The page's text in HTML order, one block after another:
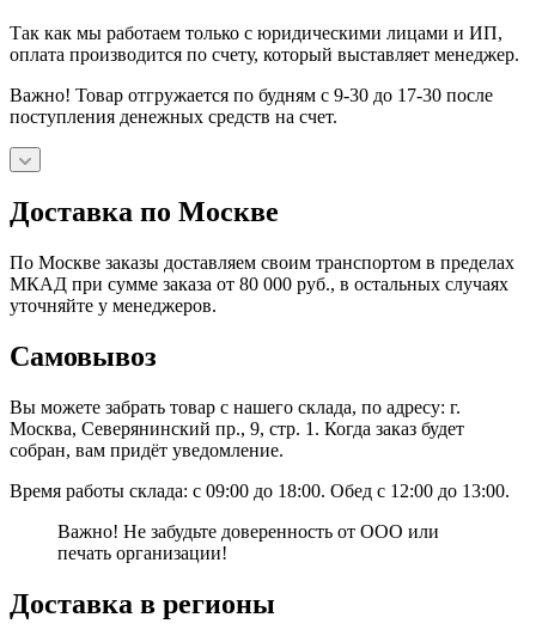
Так как мы работаем только с юридическими лицами и ИП,
оплата производится по счету, который выставляет менеджер.
Важно! Товар отгружается по будням с 9-30 до 17-30 после
поступления денежных средств на счет.
Доставка по Москве
По Москве заказы доставляем своим транспортом в пределах
МКАД при сумме заказа от 80 000 руб., в остальных случаях
уточняйте у менеджеров.
Самовывоз
Вы можете забрать товар с нашего склада, по адресу: г.
Москва, Северянинский пр., 9, стр. 1. Когда заказ будет
собран, вам придёт уведомление.
Время работы склада: с 09:00 до 18:00. Обед с 12:00 до 13:00.
Важно! Не забудьте доверенность от ООО или
печать организации!
Доставка в регионы